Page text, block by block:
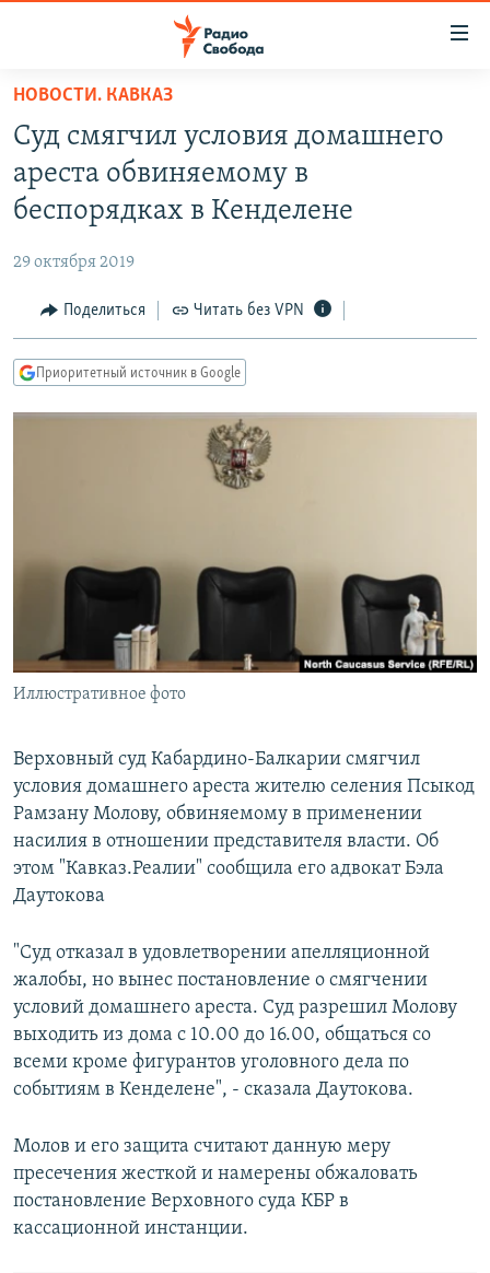
упрощенного
доступа
основному
Вернутся
Вернутся
ПОДКАСТЫ
АВТОРСКИЕ ПРОЕКТЫ
МНЕНИЯ
КУЛЬТУРА
КАВКАЗ.РЕАЛИИ
Все сайты РСЕ/РС
НОВОСТИ. КАВКАЗ
Суд смягчил условия домашнего
ареста обвиняемому в
беспорядках в Кенделене
29 октября 2019
Поделиться Читать без VPN
Приоритетный источник в Google
Иллюстративное фото
Верховный суд Кабардино-Балкарии смягчил
условия домашнего ареста жителю селения Псыкод
Рамзану Молову, обвиняемому в применении
насилия в отношении представителя власти. Об
этом "Кавказ.Реалии" сообщила его адвокат Бэла
Даутокова
"Суд отказал в удовлетворении апелляционной
жалобы, но вынес постановление о смягчении
условий домашнего ареста. Суд разрешил Молову
выходить из дома с 10.00 до 16.00, общаться со
всеми кроме фигурантов уголовного дела по
событиям в Кенделене", - сказала Даутокова.
Молов и его защита считают данную меру
пресечения жесткой и намерены обжаловать
постановление Верховного суда КБР в
кассационной инстанции.